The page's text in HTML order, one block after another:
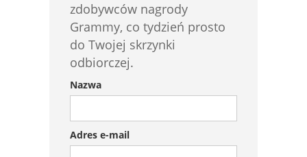
zdobywców nagrody
Grammy, co tydzień prosto
do Twojej skrzynki
odbiorczej.
Nazwa
Adres e-mail